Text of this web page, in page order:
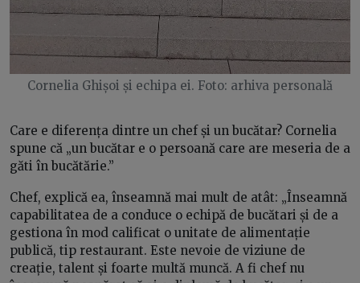
Cornelia Ghișoi și echipa ei. Foto: arhiva personală
Care e diferența dintre un chef și un bucătar? Cornelia
spune că „un bucătar e o persoană care are meseria de a
găti în bucătărie.”
Chef, explică ea, înseamnă mai mult de atât: „Înseamnă
capabilitatea de a conduce o echipă de bucătari și de a
gestiona în mod calificat o unitate de alimentație
publică, tip restaurant. Este nevoie de viziune de
creație, talent și foarte multă muncă. A fi chef nu